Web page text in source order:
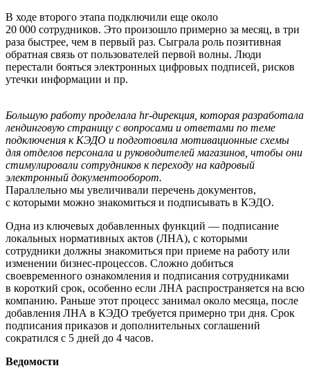
В ходе второго этапа подключили еще около
20 000 сотрудников. Это произошло примерно за месяц, в три
раза быстрее, чем в первый раз. Сыграла роль позитивная
обратная связь от пользователей первой волны. Люди
перестали бояться электронных цифровых подписей, рисков
утечки информации и пр.
Большую работу проделала hr-дирекция, которая разработала
лендинговую страницу с вопросами и ответами по теме
подключения к КЭДО и подготовила мотивационные схемы
для отделов персонала и руководителей магазинов, чтобы они
стимулировали сотрудников к переходу на кадровый
электронный документооборот.
Параллельно мы увеличивали перечень документов,
с которыми можно знакомиться и подписывать в КЭДО.
Одна из ключевых добавленных функций — подписание
локальных нормативных актов (ЛНА), с которыми
сотрудники должны знакомиться при приеме на работу или
изменении бизнес-процессов. Сложно добиться
своевременного ознакомления и подписания сотрудниками
в короткий срок, особенно если ЛНА распространяется на всю
компанию. Раньше этот процесс занимал около месяца, после
добавления ЛНА в КЭДО требуется примерно три дня. Срок
подписания приказов и дополнительных соглашений
сократился с 5 дней до 4 часов.
Ведомости